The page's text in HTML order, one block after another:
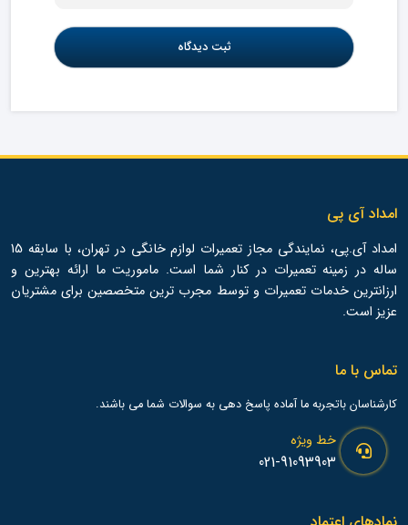
امداد آی پی
امداد آی.پی، نمایندگی مجاز تعمیرات لوازم خانگی در تهران، با سابقه 15
ساله در زمینه تعمیرات در کنار شما است. ماموریت ما ارائه بهترین و
ارزانترین خدمات تعمیرات و توسط مجرب ترین متخصصین برای مشتریان
عزیز است.
تماس با ما
کارشناسان باتجربه ما آماده پاسخ دهی به سوالات شما می باشند.
خط ویژه
021-91093903